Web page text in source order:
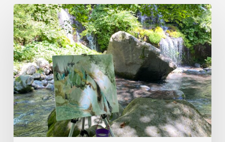
吐
竜
の
滝
で
野
外
制
作